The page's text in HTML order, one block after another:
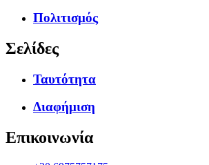
Πολιτισμός
Σελίδες
Ταυτότητα
Διαφήμιση
Επικοινωνία